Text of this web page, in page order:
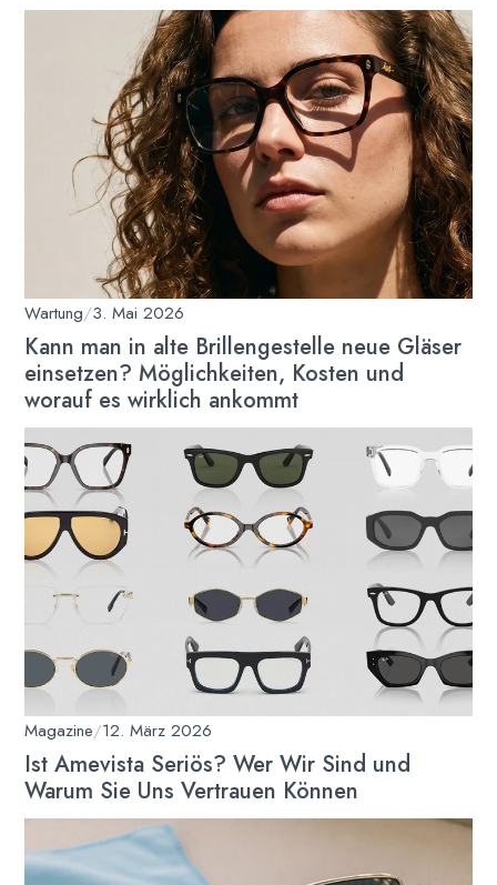
Wartung/3. Mai 2026
Kann man in alte Brillengestelle neue Gläser
einsetzen? Möglichkeiten, Kosten und
worauf es wirklich ankommt
Magazine/12. März 2026
Ist Amevista Seriös? Wer Wir Sind und
Warum Sie Uns Vertrauen Können